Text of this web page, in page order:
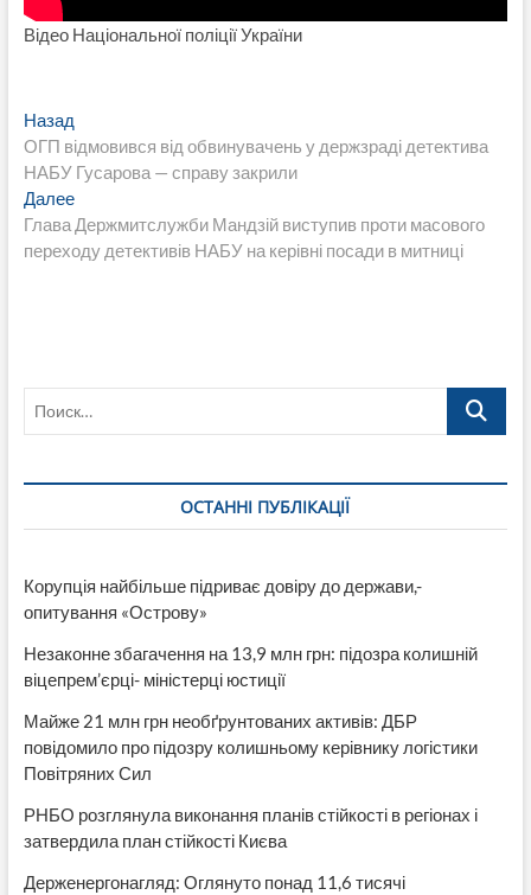
Відео Національної поліції України
Навигация
по
записям
НазадПредыдущая
запись:
ОГП відмовився від обвинувачень у держзраді детектива
НАБУ Гусарова — справу закрили
ДалееСледующая
запись:
Глава Держмитслужби Мандзій виступив проти масового
переходу детективів НАБУ на керівні посади в митниці
Поиск…
ОСТАННІ ПУБЛІКАЦІЇ
Корупція найбільше підриває довіру до держави,-
опитування «Острову»
Незаконне збагачення на 13,9 млн грн: підозра колишній
віцепрем’єрці- міністерці юстиції
Майже 21 млн грн необґрунтованих активів: ДБР
повідомило про підозру колишньому керівнику логістики
Повітряних Сил
РНБО розглянула виконання планів стійкості в регіонах і
затвердила план стійкості Києва
Держенергонагляд: Оглянуто понад 11,6 тисячі